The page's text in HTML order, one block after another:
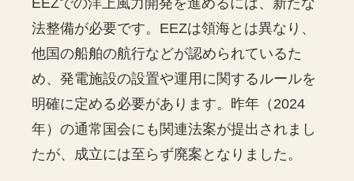
EEZでの洋上風力開発を進めるには、新たな
法整備が必要です。EEZは領海とは異なり、
他国の船舶の航行などが認められているた
め、発電施設の設置や運用に関するルールを
明確に定める必要があります。昨年（2024
年）の通常国会にも関連法案が提出されまし
たが、成立には至らず廃案となりました。